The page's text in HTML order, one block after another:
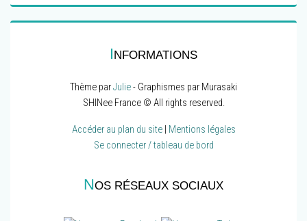
INFORMATIONS
Thème parJulie- Graphismes par Murasaki
SHINee France © All rights reserved.
Accéder au plan du site| Mentions légales
Se connecter / tableau de bord
NOS RÉSEAUX SOCIAUX